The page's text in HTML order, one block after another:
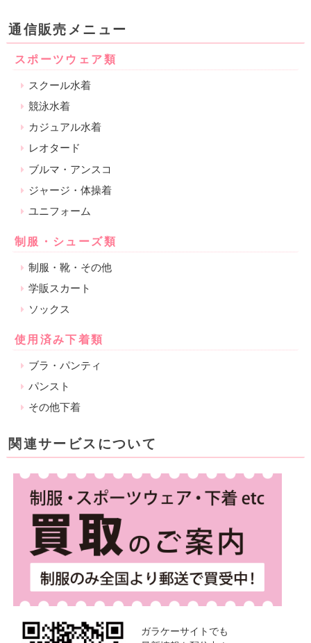
通信販売メニュー
スポーツウェア類
スクール水着
競泳水着
カジュアル水着
レオタード
ブルマ・アンスコ
ジャージ・体操着
ユニフォーム
制服・シューズ類
制服・靴・その他
学販スカート
ソックス
使用済み下着類
ブラ・パンティ
パンスト
その他下着
関連サービスについて
ガラケーサイトでも